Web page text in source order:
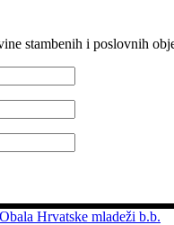
stambenih i poslovnih
Obala Hrvatske mladeži b.b.